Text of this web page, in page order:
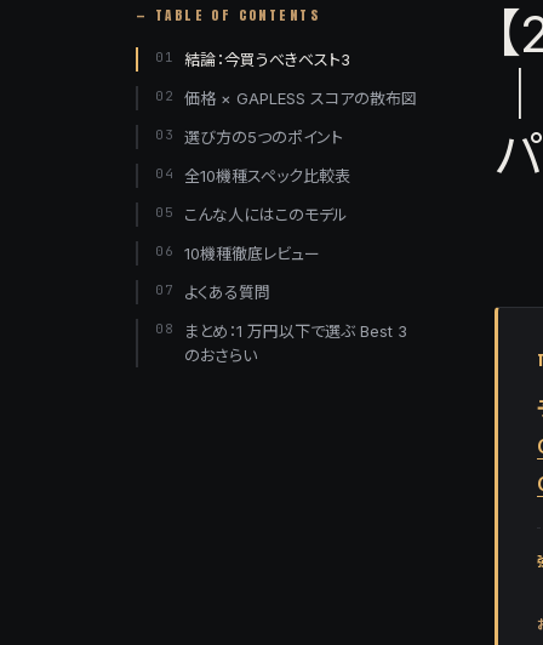
— TABLE OF CONTENTS
01 結論：今買うべきベスト3
02 価格 × GAPLESS スコアの散布図
03 選び方の5つのポイント
04 全10機種スペック比較表
05 こんな人にはこのモデル
06 10機種徹底レビュー
07 よくある質問
08
まとめ：1 万円以下で選ぶ Best 3
のおさらい